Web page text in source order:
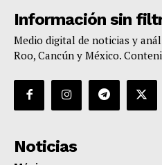
Información sin
Medio digital de noticias y
Roo, Cancún y México.
Noticias